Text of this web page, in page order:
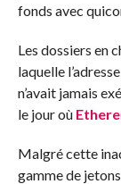
fonds avec
Les dossiers en
laquelle
n’avait jamais
le jour où
Malgré cette
gamme de